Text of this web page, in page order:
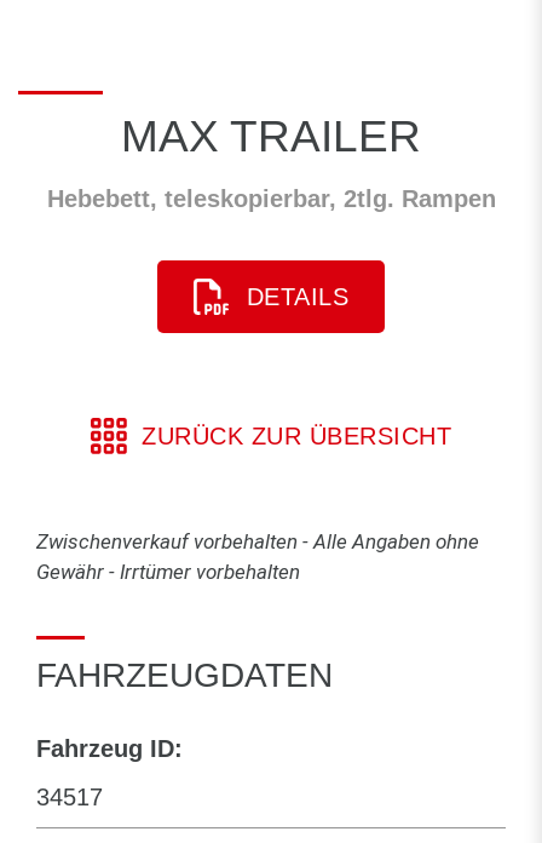
MAX TRAILER
Hebebett, teleskopierbar, 2tlg. Rampen
DETAILS
ZURÜCK ZUR ÜBERSICHT
Zwischenverkauf vorbehalten - Alle Angaben ohne
Gewähr - Irrtümer vorbehalten
FAHRZEUGDATEN
Fahrzeug ID:
34517